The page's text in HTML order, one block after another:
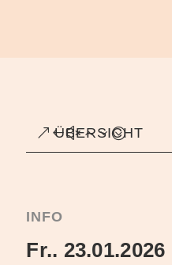
ÜBERSICHT
INFO
Fr.. 23.01.2026